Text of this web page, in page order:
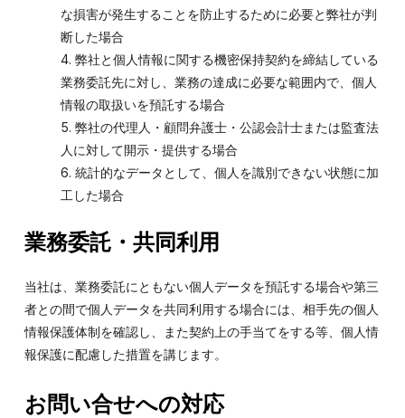
な損害が発生することを防止するために必要と弊社が判
断した場合
弊社と個人情報に関する機密保持契約を締結している
業務委託先に対し、業務の達成に必要な範囲内で、個人
情報の取扱いを預託する場合
弊社の代理人・顧問弁護士・公認会計士または監査法
人に対して開示・提供する場合
統計的なデータとして、個人を識別できない状態に加
工した場合
業務委託・共同利用
当社は、業務委託にともない個人データを預託する場合や第三
者との間で個人データを共同利用する場合には、相手先の個人
情報保護体制を確認し、また契約上の手当てをする等、個人情
報保護に配慮した措置を講じます。
お問い合せへの対応